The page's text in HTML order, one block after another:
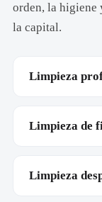
orden, la higiene
la capital.
Limpieza
Limpieza de
Limpieza